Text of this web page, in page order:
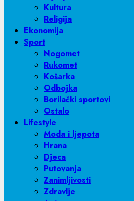
Kultura
Religija
Ekonomija
Sport
Nogomet
Rukomet
Košarka
Odbojka
Borilački sportovi
Ostalo
Lifestyle
Moda i ljepota
Hrana
Djeca
Putovanja
Zanimljivosti
Zdravlje